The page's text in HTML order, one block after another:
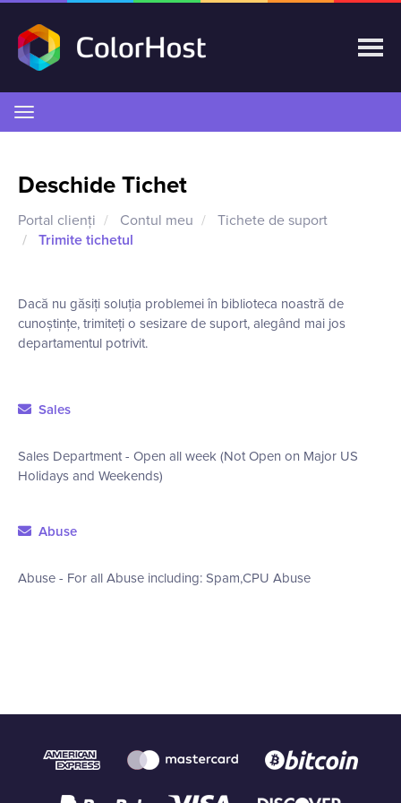
Toggle
Deschide Tichet
Portal clienți Contul meu
Tichete de suport
Trimite tichetul
Dacă nu găsiți soluția problemei în biblioteca noastră de
cunoștințe, trimiteți o sesizare de suport, alegând mai jos
departamentul potrivit.
Sales
Sales Department - Open all week (Not Open on Major US
Holidays and Weekends)
Abuse
Abuse - For all Abuse including: Spam,CPU Abuse